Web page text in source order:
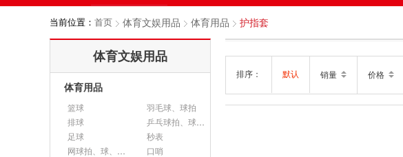
当前位置： 首页 体育文娱用品 体育用品 护指套
体育文娱用品
体育用品
篮球
羽毛球、球拍
排球
乒乓球拍、球、配件
足球
秒表
网球拍、球、配件
口哨
排序： 默认 销量 价格